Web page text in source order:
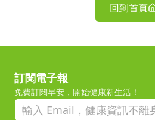
回到首頁
訂閱電子報
免費訂閱早安，開始健康新生活！